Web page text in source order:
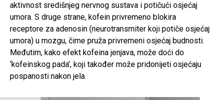
aktivnost središnjeg nervnog sustava i potičući osjećaj
umora. S druge strane, kofein privremeno blokira
receptore za adenosin (neurotransmiter koji potiče osjećaj
umora) u mozgu, čime pruža privremeni osjećaj budnosti.
Međutim, kako efekt kofeina jenjava, može doći do
‘kofeinskog pada’, koji također može pridonijeti osjećaju
pospanosti nakon jela.